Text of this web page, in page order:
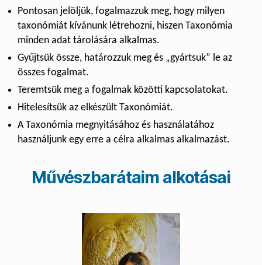
Pontosan jelöljük, fogalmazzuk meg, hogy milyen
taxonómiát kívánunk létrehozni, hiszen Taxonómia
minden adat tárolására alkalmas.
Gyűjtsük össze, határozzuk meg és „gyártsuk” le az
összes fogalmat.
Teremtsük meg a fogalmak közötti kapcsolatokat.
Hitelesítsük az elkészült Taxonómiát.
A Taxonómia megnyitásához és használatához
használjunk egy erre a célra alkalmas alkalmazást.
Művészbarátaim alkotásai